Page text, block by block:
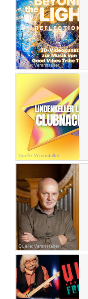
Quelle: Veranstalter
Quelle: Veranstalter
Quelle: Veranstalter